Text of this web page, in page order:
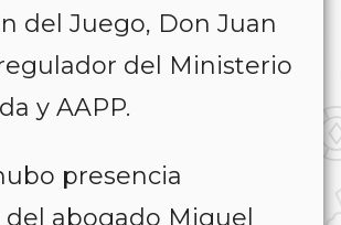
del Juego, Don Juan
del Ministerio
y AAPP.
presencia
del abogado Miguel